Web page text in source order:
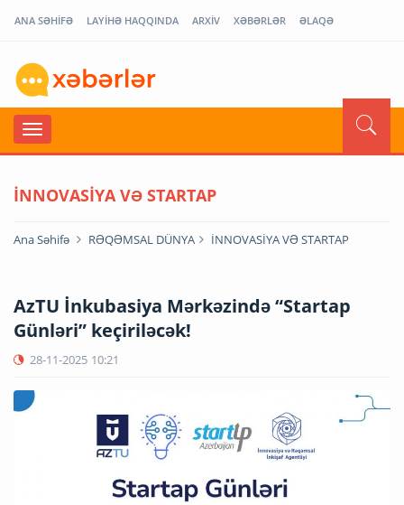
ANA SƏHİFƏ LAYİHƏ HAQQINDA ARXİV XƏBƏRLƏR ƏLAQƏ
İNNOVASİYA VƏ STARTAP
Ana Səhifə RƏQƏMSAL DÜNYA İNNOVASİYA VƏ STARTAP
AzTU İnkubasiya Mərkəzində “Startap
Günləri” keçiriləcək!
28-11-2025 10:21